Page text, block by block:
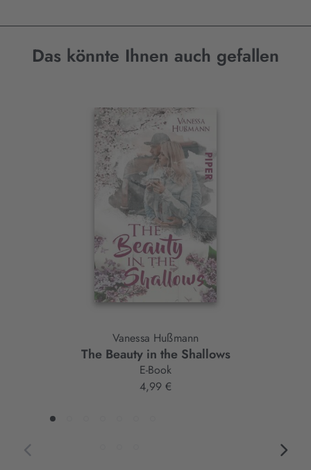
Das könnte Ihnen auch gefallen
Interaktives
Vanessa Hußmann
The Beauty in the Shallows
E-Book
4,99 €